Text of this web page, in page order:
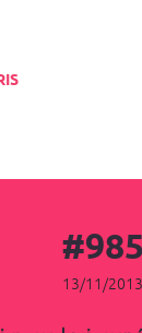
#985
13/11/2013